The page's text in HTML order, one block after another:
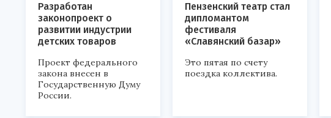
Разработан
законопроект о
развитии индустрии
детских товаров
Проект федерального
закона внесен в
Государственную Думу
России.
Пензенский театр стал
дипломантом
фестиваля
«Славянский базар»
Это пятая по счету
поездка коллектива.